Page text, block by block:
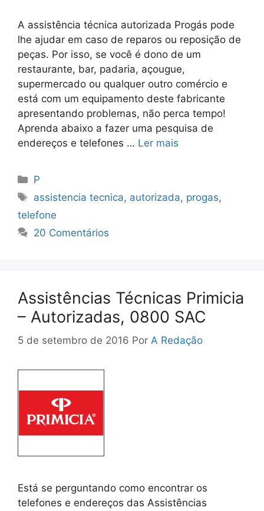
A assistência técnica autorizada Progás pode
lhe ajudar em caso de reparos ou reposição de
peças. Por isso, se você é dono de um
restaurante, bar, padaria, açougue,
supermercado ou qualquer outro comércio e
está com um equipamento deste fabricante
apresentando problemas, não perca tempo!
Aprenda abaixo a fazer uma pesquisa de
endereços e telefones … Ler mais
Categorias
P
Tags
assistencia tecnica, autorizada, progas,
telefone
20 Comentários
Assistências Técnicas Primicia
– Autorizadas, 0800 SAC
5 de setembro de 2016 Por A Redação
Está se perguntando como encontrar os
telefones e endereços das Assistências